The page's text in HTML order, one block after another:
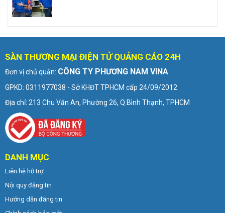
SÀN THƯƠNG MẠI ĐIỆN TỬ QUẢNG CÁO 24H
Đơn vị chủ quản: CÔNG TY PHƯƠNG NAM VINA
GPKD: 0311977038 - Sở KHĐT TPHCM cấp 24/09/2012
Địa chỉ: 213 Chu Văn An, Phường 26, Q.Bình Thạnh, TPHCM
DANH MỤC
Liên hệ hỗ trợ
Nội quy đăng tin
Hướng dẫn đăng tin